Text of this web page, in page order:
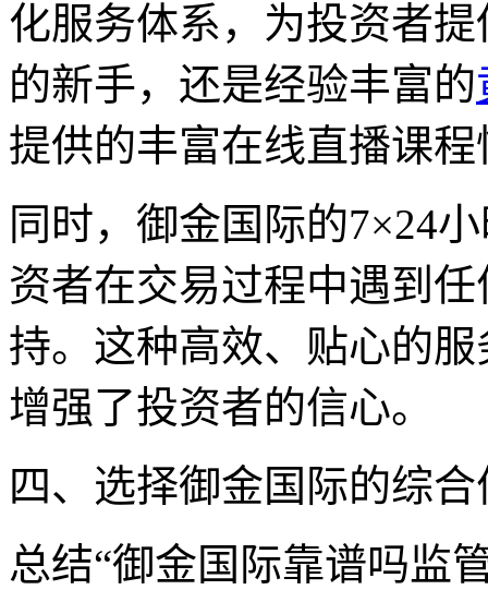
化服务体系，为投资者
的新手，还是经验丰富的
提供的丰富在线直播课
同时，御金国际的7×24
资者在交易过程中遇到
持。这种高效、贴心的
增强了投资者的信心。
四、选择御金国际的综合
总结“御金国际靠谱吗监